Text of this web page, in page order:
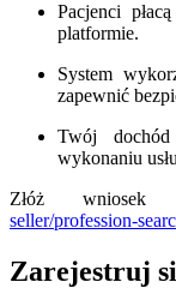
Pacjenci
platformie.
System
zapewnić
Twój
wykonaniu
Złóż
seller/profession-
Zarejestruj